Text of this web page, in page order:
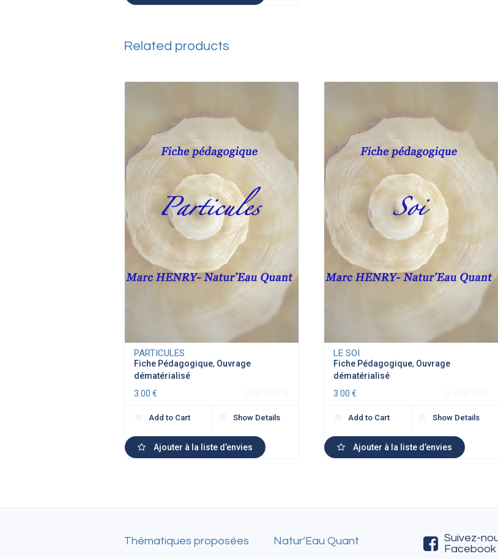
Related products
PARTICULES
Fiche Pédagogique, Ouvrage
dématérialisé
3.00 €
Add to Cart Show Details
Ajouter à la liste d’envies
LE SOI
Fiche Pédagogique, Ouvrage
dématérialisé
3.00 €
Add to Cart Show Details
Ajouter à la liste d’envies
Thématiques proposées Natur’Eau Quant
Suivez-
Facebook